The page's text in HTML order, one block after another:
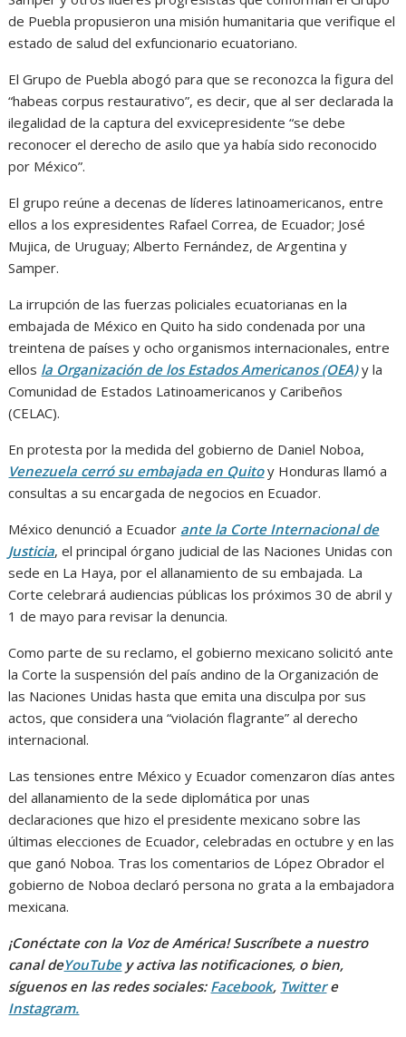
de Puebla propusieron una misión humanitaria que verifique el
estado de salud del exfuncionario ecuatoriano.
El Grupo de Puebla abogó para que se reconozca la figura del
“habeas corpus restaurativo”, es decir, que al ser declarada la
ilegalidad de la captura del exvicepresidente “se debe
reconocer el derecho de asilo que ya había sido reconocido
por México”.
El grupo reúne a decenas de líderes latinoamericanos, entre
ellos a los expresidentes Rafael Correa, de Ecuador; José
Mujica, de Uruguay; Alberto Fernández, de Argentina y
Samper.
La irrupción de las fuerzas policiales ecuatorianas en la
embajada de México en Quito ha sido condenada por una
treintena de países y ocho organismos internacionales, entre
ellos la Organización de los Estados Americanos (OEA)y la
Comunidad de Estados Latinoamericanos y Caribeños
(CELAC).
En protesta por la medida del gobierno de Daniel Noboa,
Venezuela cerró su embajada en Quitoy Honduras llamó a
consultas a su encargada de negocios en Ecuador.
México denunció a Ecuador ante la Corte Internacional de
Justicia, el principal órgano judicial de las Naciones Unidas con
sede en La Haya, por el allanamiento de su embajada. La
Corte celebrará audiencias públicas los próximos 30 de abril y
1 de mayo para revisar la denuncia.
Como parte de su reclamo, el gobierno mexicano solicitó ante
la Corte la suspensión del país andino de la Organización de
las Naciones Unidas hasta que emita una disculpa por sus
actos, que considera una “violación flagrante” al derecho
internacional.
Las tensiones entre México y Ecuador comenzaron días antes
del allanamiento de la sede diplomática por unas
declaraciones que hizo el presidente mexicano sobre las
últimas elecciones de Ecuador, celebradas en octubre y en las
que ganó Noboa. Tras los comentarios de López Obrador el
gobierno de Noboa declaró persona no grata a la embajadora
mexicana.
¡Conéctate con la Voz de América! Suscríbete a nuestro
canal deYouTubey activa las notificaciones, o bien,
síguenos en las redes sociales: Facebook, Twittere
Instagram.